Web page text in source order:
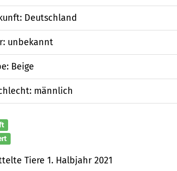
Deutschland
unbekannt
Beige
männlich
Tiere 1. Halbjahr 2021